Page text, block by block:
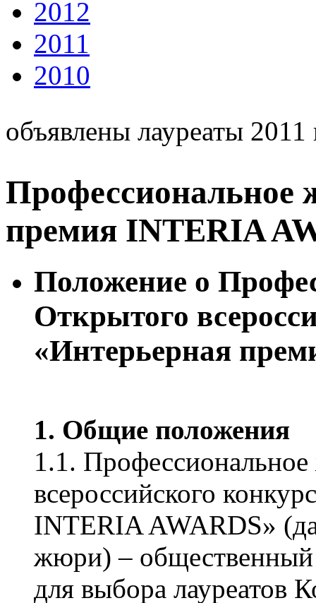
2012
2011
2010
объявлены лауреаты 2011
Профессиональное
премия INTERIA
Положение о
Открытого
«Интерьерная
1. Общие положения
1.1.
всероссийского
INTERIA AWARDS»
жюри) –
для выбора лауреатов